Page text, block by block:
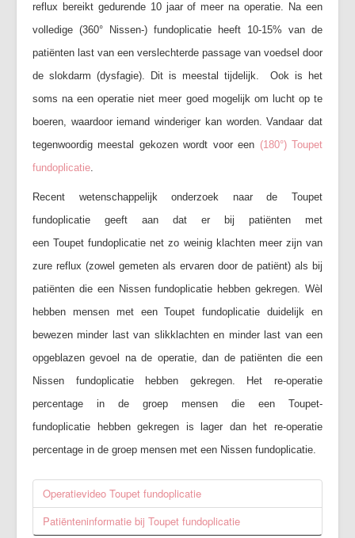
reflux bereikt gedurende 10 jaar of meer na operatie. Na een
volledige (360° Nissen-) fundoplicatie heeft 10-15% van de
patiënten last van een verslechterde passage van voedsel door
de slokdarm (dysfagie). Dit is meestal tijdelijk. Ook is het
soms na een operatie niet meer goed mogelijk om lucht op te
boeren, waardoor iemand winderiger kan worden. Vandaar dat
tegenwoordig meestal gekozen wordt voor een (180°) Toupet
fundoplicatie
Recent wetenschappelijk onderzoek naar de Toupet
fundoplicatie geeft aan dat er bij patiënten met
een Toupet fundoplicatie net zo weinig klachten meer zijn van
zure reflux (zowel gemeten als ervaren door de patiënt) als bij
patiënten die een Nissen fundoplicatie hebben gekregen. Wèl
hebben mensen met een Toupet fundoplicatie duidelijk en
bewezen minder last van slikklachten en minder last van een
opgeblazen gevoel na de operatie, dan de patiënten die een
Nissen fundoplicatie hebben gekregen. Het re-operatie
percentage in de groep mensen die een Toupet-
fundoplicatie hebben gekregen is lager dan het re-operatie
percentage in de groep mensen met een Nissen fundoplicatie.
Operatievideo Toupet fundoplicatie
Patiënteninformatie bij Toupet fundoplicatie